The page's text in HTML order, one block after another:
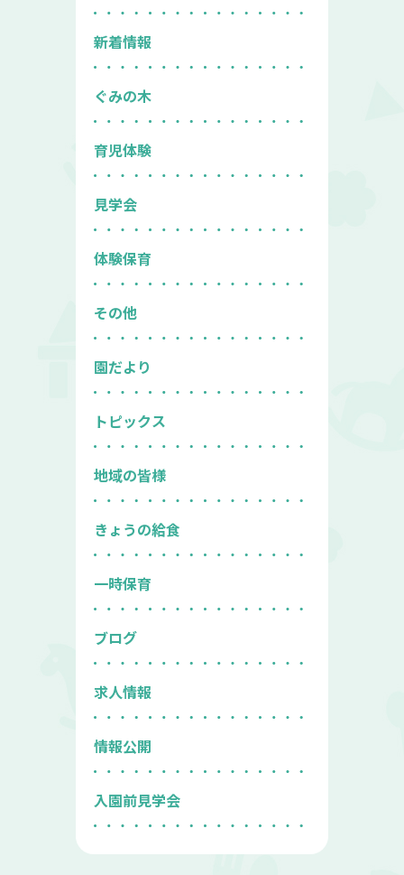
新着情報
ぐみの木
育児体験
見学会
体験保育
その他
園だより
トピックス
地域の皆様
きょうの給食
一時保育
ブログ
求人情報
情報公開
入園前見学会